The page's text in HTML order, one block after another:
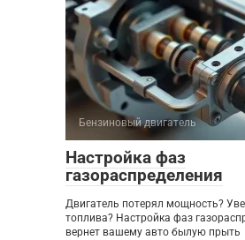
Бензиновый двигатель
Настройка фаз
газораспределения
Двигатель потерял мощность?
топлива? Настройка фаз
вернет вашему авто былую прыть